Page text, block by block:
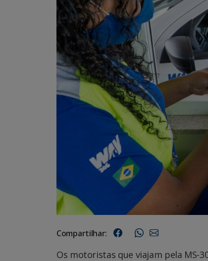
Compartilhar:
Os motoristas que viajam pela MS-